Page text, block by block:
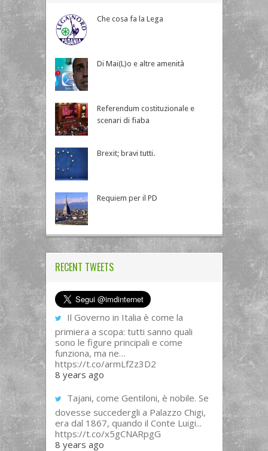
Che cosa fa la Lega
Di Mai(L)o e altre amenità
Referendum costituzionale e
scenari di fiaba
Brexit; bravi tutti.
Requiem per il PD
RECENT TWEETS
Il Governo in Italia è come la
primiera a scopa: tutti sanno quali
sono le figure principali e come
funziona, ma ne…
https://t.co/armLfZz3D2
8 years ago
Tajani, come Gentiloni, è nobile. Se
dovesse succedergli a Palazzo Chigi,
era dal 1867, quando il Conte Luigi...
https://t.co/x5gCNARpgG
8 years ago